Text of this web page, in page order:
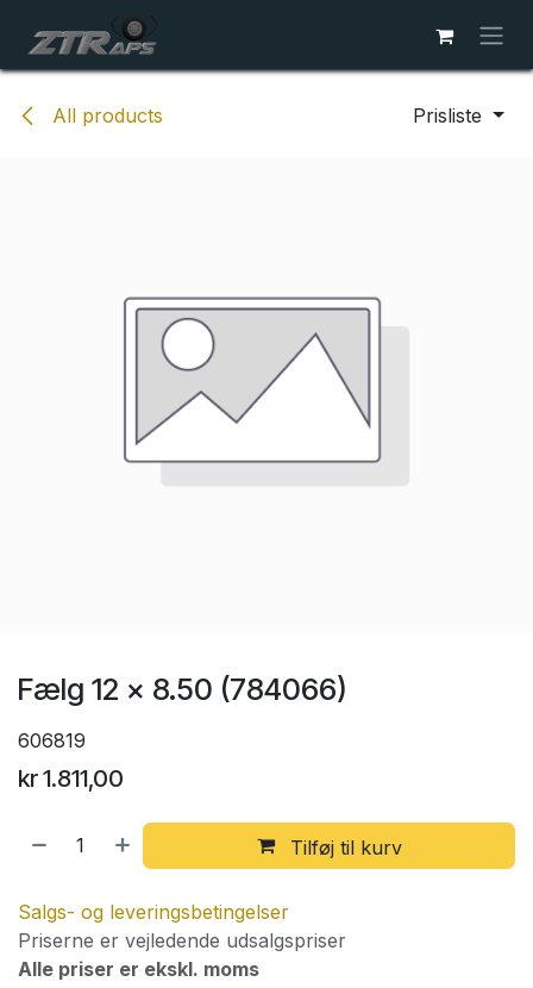
All products Prisliste
Fælg 12 x 8.50 (784066)
606819
kr1.811,00
Tilføj til kurv
Salgs- og leveringsbetingelser
Priserne er vejledende udsalgspriser
Alle priser er ekskl. moms